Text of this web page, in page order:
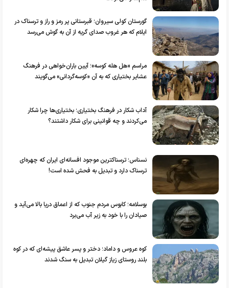
گورستان کولی سیروان؛ قبرستانی پر رمز و راز و ترسناک در
ایلام که هر غروب صدای گریه از آن به گوش می‌رسد
مراسم «هل هله کوسه»؛ آیین باران‌خواهی در فرهنگ
عشایر بختیاری که به آن «کوسه‌گردانی» می‌گویند
آداب شکار در فرهنگ بختیاری؛ بختیاری‌ها چرا شکار
می‌کردند و چه قوانینی برای شکار داشتند؟
نسناس؛ ترسناکترین موجود افسانه‌ای ایران که چهره‌ای
ترسناک دارد و تبدیل به فحش شده است!
بوسلامه؛ کابوس مردم جنوب که از اعماق دریا بالا می‌آید و
صیادان را با خود به زیر آب می‌برد
کوه عروس و داماد؛ دختر و پسر عاشق پیشه‌ای که در کوه
بلند روستای زیاز گیلان تبدیل به سنگ شدند